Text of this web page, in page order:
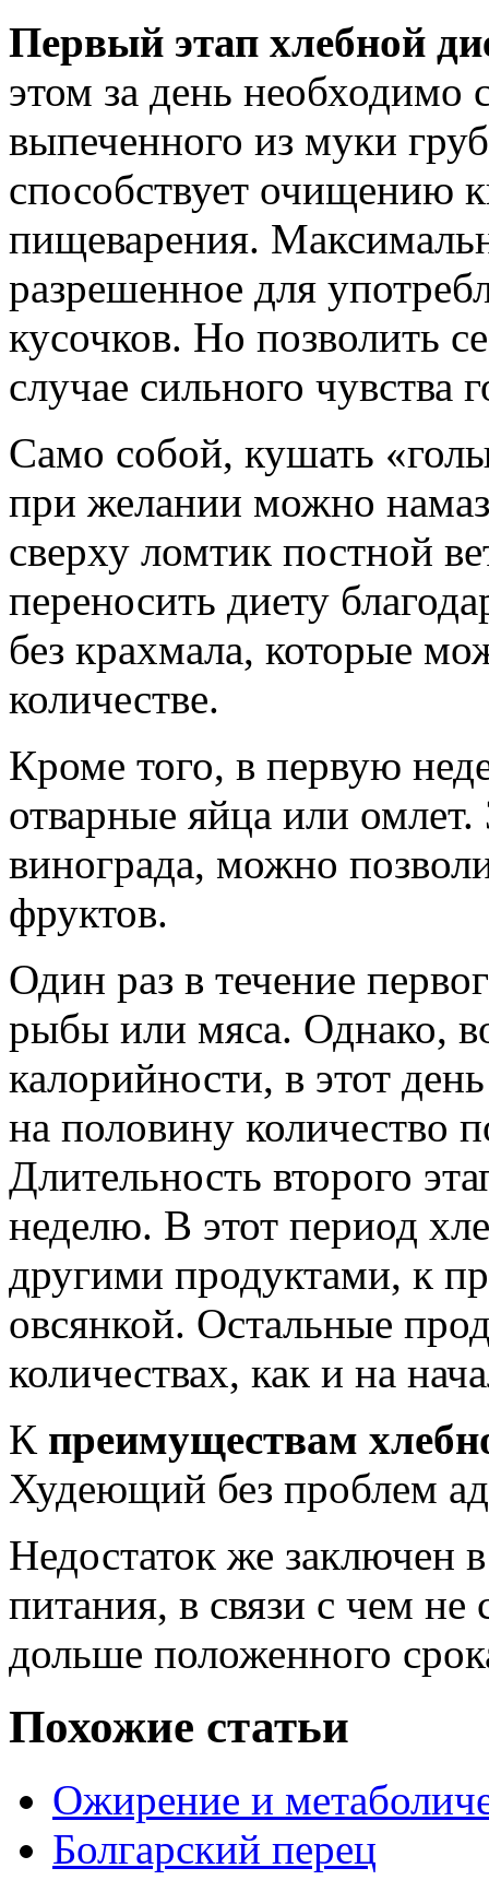
Первый этап хлебной
этом за день необходимо
выпеченного из муки
способствует очищению
пищеварения.
разрешенное для
кусочков. Но позволить
случае сильного чувства
Само собой, кушать
при желании можно
сверху ломтик постной
переносить диету
без крахмала, которые
количестве.
Кроме того, в первую
отварные яйца или
винограда, можно
фруктов.
Один раз в течение
рыбы или мяса. Однако,
калорийности, в этот
на половину количество
Длительность второго
неделю. В этот период
другими продуктами, к
овсянкой. Остальные
количествах, как и на
К преимуществам
Худеющий без проблем
Недостаток же заключен
питания, в связи с чем не
дольше положенного
Похожие статьи
Ожирение и
Болгарский перец